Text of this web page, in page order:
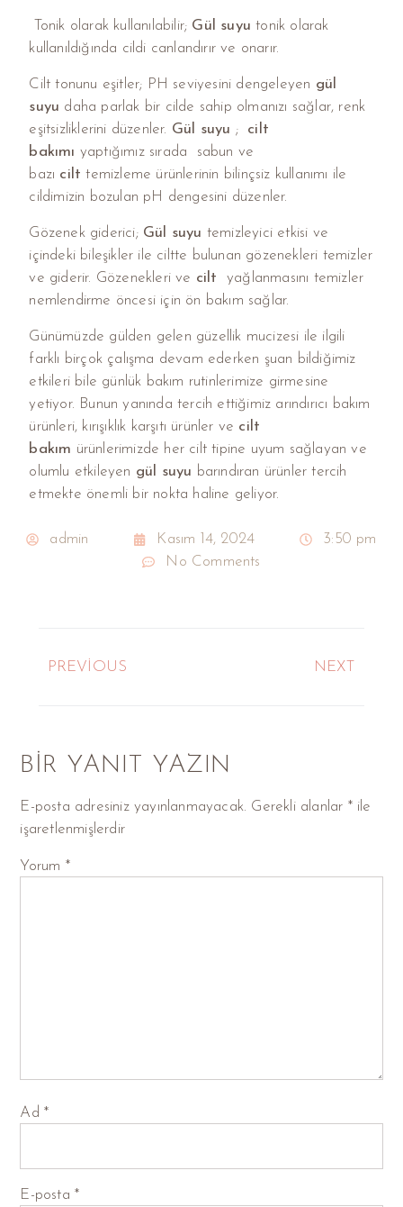
Tonik olarak kullanılabilir; Gül suyu tonik olarak
kullanıldığında cildi canlandırır ve onarır.
Cilt tonunu eşitler; PH seviyesini dengeleyen gül
suyu daha parlak bir cilde sahip olmanızı sağlar, renk
eşitsizliklerini düzenler. Gül suyu ; cilt
bakımı yaptığımız sırada sabun ve
bazı cilt temizleme ürünlerinin bilinçsiz kullanımı ile
cildimizin bozulan pH dengesini düzenler.
Gözenek giderici; Gül suyu temizleyici etkisi ve
içindeki bileşikler ile ciltte bulunan gözenekleri temizler
ve giderir. Gözenekleri ve cilt
yağlanmasını temizler
nemlendirme öncesi için ön bakım sağlar.
Günümüzde gülden gelen güzellik mucizesi ile ilgili
farklı birçok çalışma devam ederken şuan bildiğimiz
etkileri bile günlük bakım rutinlerimize girmesine
yetiyor. Bunun yanında tercih ettiğimiz arındırıcı bakım
ürünleri, kırışıklık karşıtı ürünler ve cilt
bakım ürünlerimizde her cilt tipine uyum sağlayan ve
olumlu etkileyen gül suyu barındıran ürünler tercih
etmekte önemli bir nokta haline geliyor.
admin Kasım 14, 2024
3:50 pm
No Comments
PREVIOUS NEXT
BIR YANIT YAZIN
E-posta adresiniz yayınlanmayacak. Gerekli alanlar *ile
işaretlenmişlerdir
Yorum *
Ad *
E-posta *